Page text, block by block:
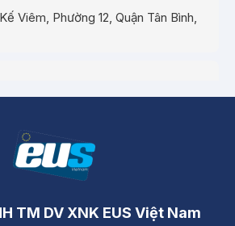
Viêm, Phường 12, Quận Tân Bình,
TM DV XNK EUS Việt Nam